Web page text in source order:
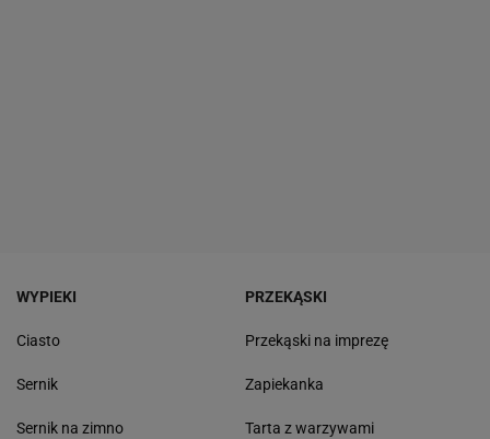
WYPIEKI
Ciasto
Sernik
Sernik na zimno
PRZEKĄSKI
Przekąski na imprezę
Zapiekanka
Tarta z warzywami